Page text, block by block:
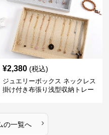
¥2,380 (税込)
ジュエリーボックス ネックレス
掛け付き布張り浅型収納トレー
の一覧へ ›